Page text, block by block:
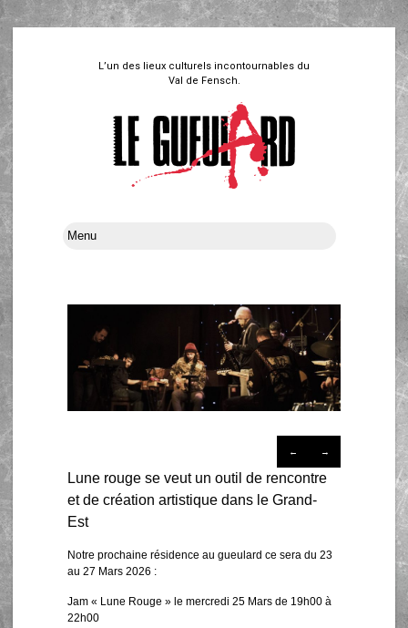
L’un des lieux culturels incontournables du
Val de Fensch.
→
←
Lune rouge se veut un outil de rencontre
et de création artistique dans le Grand-
Est
Notre prochaine résidence au gueulard ce sera du 23
au 27 Mars 2026 :
Jam « Lune Rouge » le mercredi 25 Mars de 19h00 à
22h00